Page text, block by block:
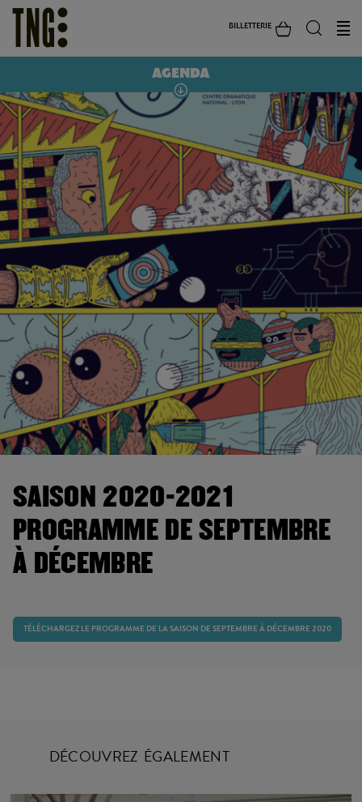
BILLETTERIE
AGENDA
SAISON 2020-2021
PROGRAMME DE SEPTEMBRE
À DÉCEMBRE
TÉLÉCHARGEZ LE PROGRAMME DE LA SAISON DE SEPTEMBRE À DÉCEMBRE 2020
DÉCOUVREZ ÉGALEMENT